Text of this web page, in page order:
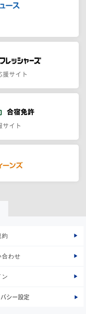
援サイト
サイト
約
合わせ
ン
シー設定